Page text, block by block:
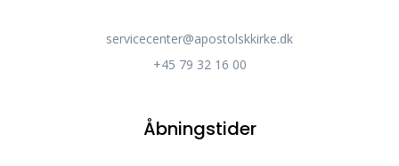
servicecenter@apostolskkirke.dk
+45 79 32 16 00
Åbningstider